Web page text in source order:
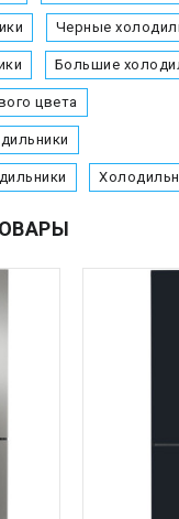
Черные
Большие
цвета